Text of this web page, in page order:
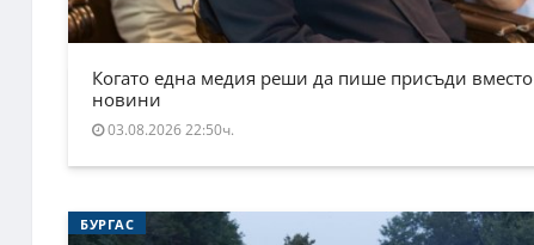
Когато една медия реши да пише присъди вместо
новини
03.08.2026 22:50ч.
БУРГАС